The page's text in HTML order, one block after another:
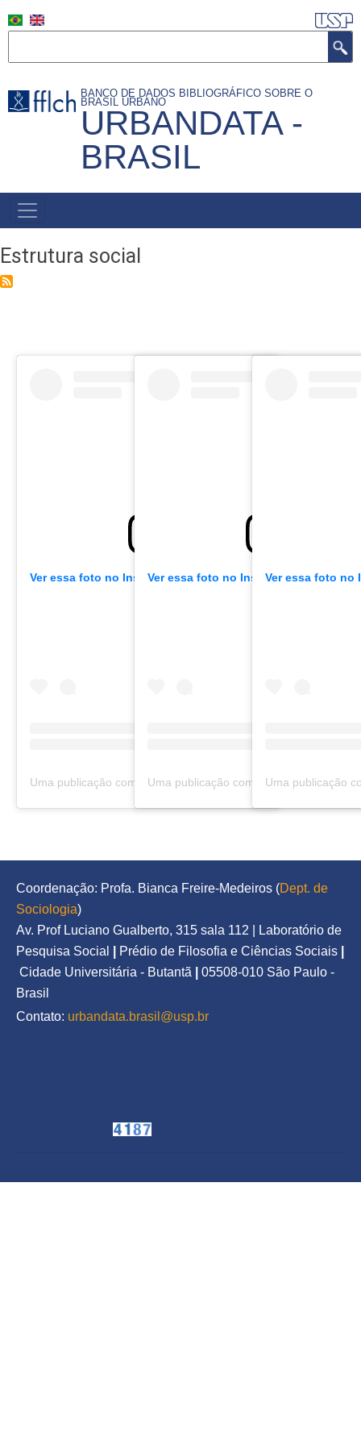
to
BANCO DE DADOS BIBLIOGRÁFICO SOBRE O
BRASIL URBANO
URBANDATA -
BRASIL
MAIN
NAVIGATION
Estrutura social
Ver essa foto no Instagram
Uma publicação compartilhada por Urbanidades (@urbanidadespodcast)
Ver essa foto no InstagramVer essa foto no
Coordenação: Profa. Bianca Freire-Medeiros (Dept. de
Sociologia)
Av. Prof Luciano Gualberto, 315 sala 112 | Laboratório de
Pesquisa Social
Prédio de Filosofia e Ciências Sociais
Cidade Universitária - Butantã
05508-010 São Paulo -
Brasil
Contato: urbandata.brasil@usp.br